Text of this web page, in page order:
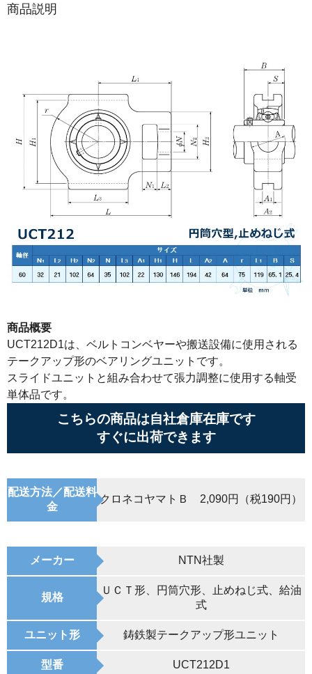
商品説明
商品概要
UCT212D1は、ベルトコンベヤーや搬送設備に使用される
テークアップ形のベアリングユニットです。
スライドユニットと組み合わせて張力調整に使用する軸受
単体品です。
こちらの商品は自社倉庫在庫です
すぐに出荷できます
配送方法／配送料
金
クロネコヤマトＢ 2,090円（税190円）
メーカー NTN社製
規格
ＵＣＴ形、円筒穴形、止めねじ式、給油
式
ユニット形 鋳鉄製テークアップ形ユニット
型番 UCT212D1